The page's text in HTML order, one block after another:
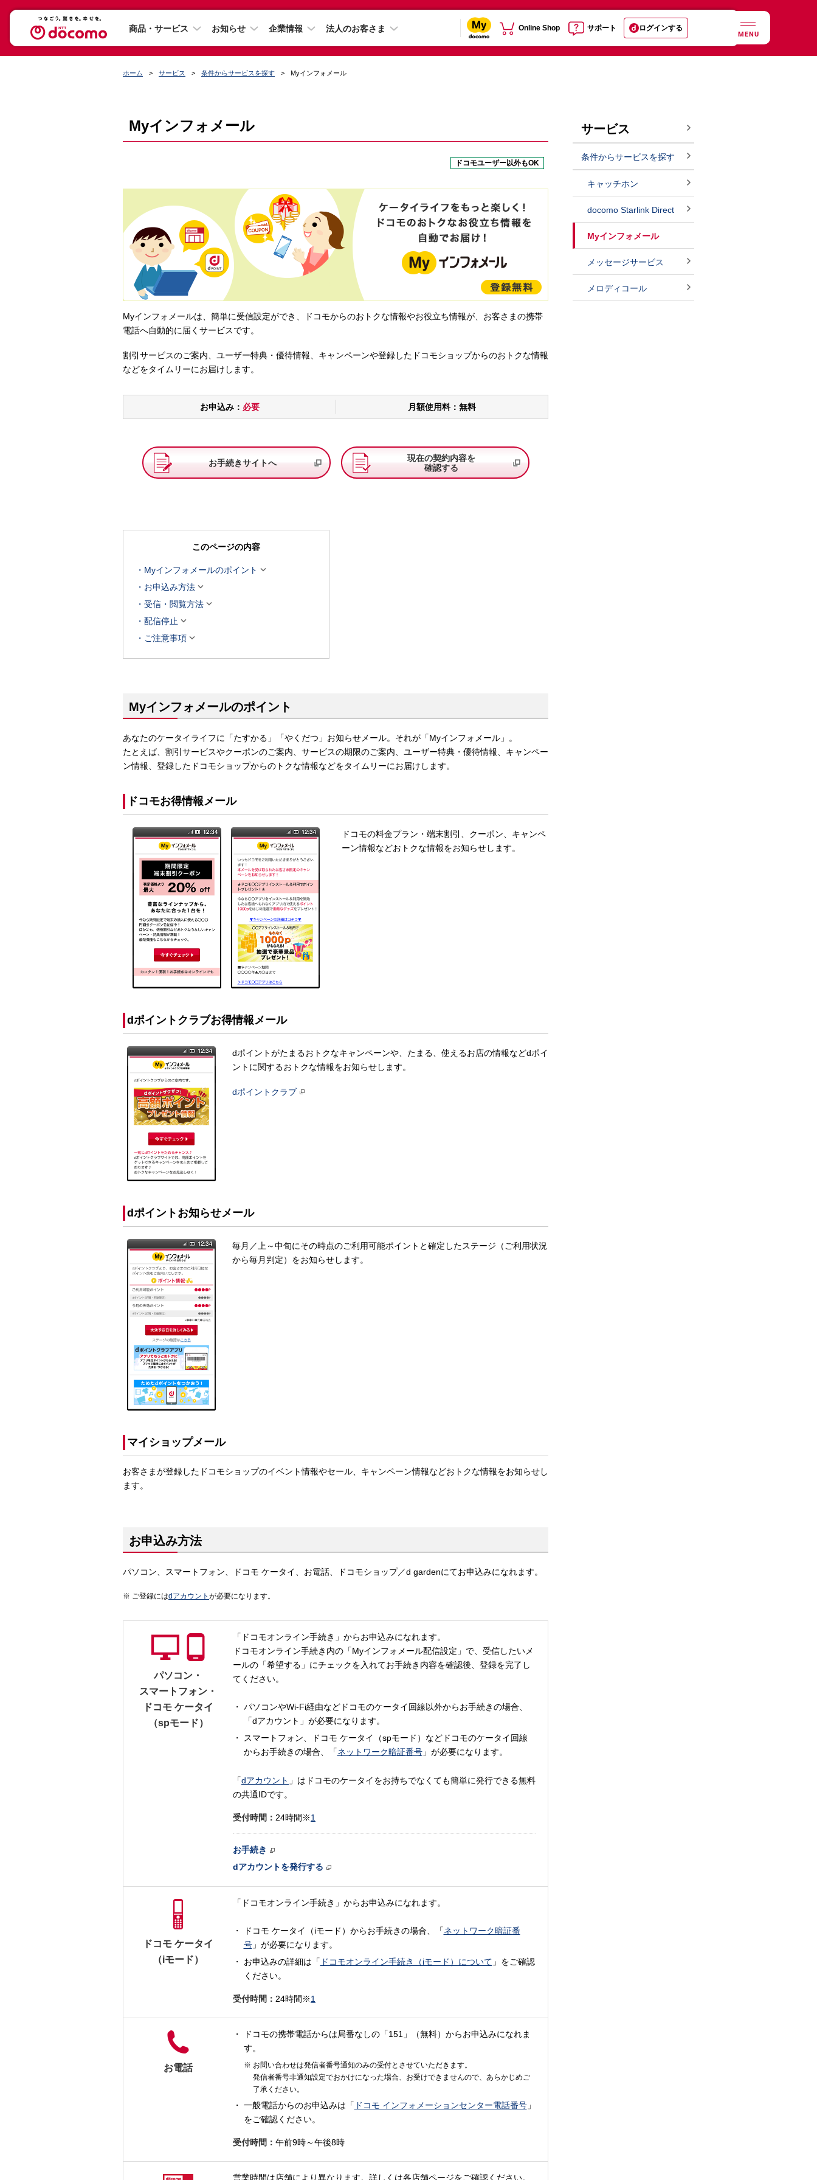
商品・サービス お知らせ 企業情報 法人のお客さま Online Shop サポート ログインする
MENU
ホーム サービス 条件からサービスを探す Myインフォメール
Myインフォメール
ドコモユーザー以外もOK
Myインフォメールは、簡単に受信設定ができ、ドコモからのおトクな情報やお役立ち情報が、お客さまの携帯
電話へ自動的に届くサービスです。
割引サービスのご案内、ユーザー特典・優待情報、キャンペーンや登録したドコモショップからのおトクな情報
などをタイムリーにお届けします。
お申込み： 必要 月額使用料：無料
お手続きサイトへ
現在の契約内容を
確認する
このページの内容
Myインフォメールのポイント 
お申込み方法
受信・閲覧方法
配信停止 
ご注意事項
Myインフォメールのポイント
あなたのケータイライフに「たすかる」「やくだつ」お知らせメール。それが「Myインフォメール」。
たとえば、割引サービスやクーポンのご案内、サービスの期限のご案内、ユーザー特典・優待情報、キャンペー
ン情報、登録したドコモショップからのトクな情報などをタイムリーにお届けします。
ドコモお得情報メール
ドコモの料金プラン・端末割引、クーポン、キャンペ
ーン情報などおトクな情報をお知らせします。
dポイントクラブお得情報メール
dポイントがたまるおトクなキャンペーンや、たまる、使えるお店の情報などdポイ
ントに関するおトクな情報をお知らせします。
dポイントクラブ
dポイントお知らせメール
毎月／上～中旬にその時点のご利用可能ポイントと確定したステージ（ご利用状況
から毎月判定）をお知らせします。
マイショップメール
お客さまが登録したドコモショップのイベント情報やセール、キャンペーン情報などおトクな情報をお知らせし
ます。
お申込み方法
パソコン、スマートフォン、ドコモ ケータイ、お電話、ドコモショップ／d gardenにてお申込みになれます。
ご登録にはdアカウント が必要になります。
パソコン・
スマートフォン・
ドコモ ケータイ
（spモード）
「ドコモオンライン手続き」からお申込みになれます。
ドコモオンライン手続き内の「Myインフォメール配信設定」で、受信したいメ
ールの「希望する」にチェックを入れてお手続き内容を確認後、登録を完了し
てください。
パソコンやWi-Fi経由などドコモのケータイ回線以外からお手続きの場合、
「dアカウント」が必要になります。
スマートフォン、ドコモ ケータイ（spモード）などドコモのケータイ回線
からお手続きの場合、「ネットワーク暗証番号」が必要になります。
「dアカウント 」はドコモのケータイをお持ちでなくても簡単に発行できる無料
の共通IDです。
受付時間： 24時間※1
お手続き
dアカウントを発行する
ドコモ ケータイ
（iモード）
「ドコモオンライン手続き」からお申込みになれます。
ドコモ ケータイ（iモード）からお手続きの場合、「ネットワーク暗証番
号」が必要になります。
お申込みの詳細は「 ドコモオンライン手続き（iモード）について 」をご確認
ください。
受付時間： 24時間※1
お電話
ドコモの携帯電話からは局番なしの「151」（無料）からお申込みになれま
す。
お問い合わせは発信者番号通知のみの受付とさせていただきます。
発信者番号非通知設定でおかけになった場合、お受けできませんので、あらかじめご
了承ください。
一般電話からのお申込みは「 ドコモ インフォメーションセンター電話番号」
をご確認ください。
受付時間： 午前9時～午後8時
営業時間は店舗により異なります。詳しくは各店舗ページをご確認ください。
サービス
条件からサービスを探す
キャッチホン
docomo Starlink Direct
Myインフォメール
メッセージサービス
メロディコール